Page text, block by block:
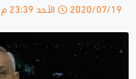
2020/07/19 الأحد 23:39 م